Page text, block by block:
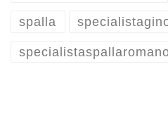
spalla